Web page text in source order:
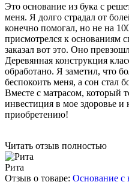
Это основание из бука с
меня. Я долго страдал от
конечно помогал, но не на
присмотрелся к основаниям
заказал вот это. Оно
Деревянная конструкция
обработано. Я заметил, что
беспокоить меня, а сон стал
Вместе с матрасом, который
инвестиция в мое здоровье и
приобретению!
Читать отзыв полностью
Рита
Отзыв о товаре: Основание с